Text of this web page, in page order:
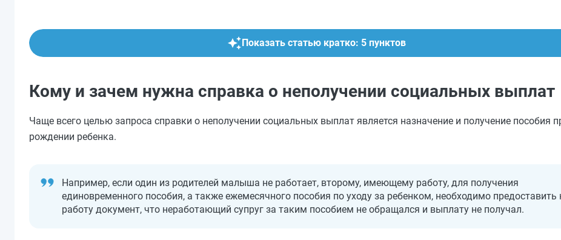
Показать статью кратко: 5 пунктов
Кому и зачем нужна справка о неполучении социальных выплат
Чаще всего целью запроса справки о неполучении социальных выплат является назначение и получение пособия
рождении ребенка.
Например, если один из родителей малыша не работает, второму, имеющему работу, для получения
единовременного пособия, а также ежемесячного пособия по уходу за ребенком, необходимо предоставить
работу документ, что неработающий супруг за таким пособием не обращался и выплату не получал.